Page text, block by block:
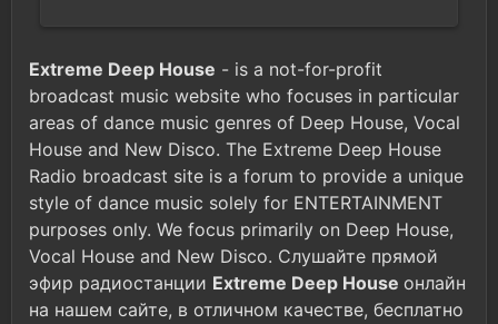
Extreme Deep House - is a not-for-profit
broadcast music website who focuses in particular
areas of dance music genres of Deep House, Vocal
House and New Disco. The Extreme Deep House
Radio broadcast site is a forum to provide a unique
style of dance music solely for ENTERTAINMENT
purposes only. We focus primarily on Deep House,
Vocal House and New Disco. Слушайте прямой
эфир радиостанции Extreme Deep House онлайн
на нашем сайте, в отличном качестве, бесплатно